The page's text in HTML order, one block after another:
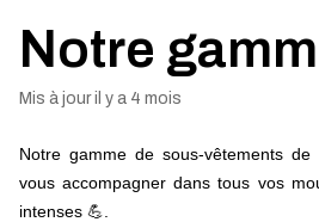
Notre
Mis à jour il y a 4 mois
Notre gamme de sous-vêtements
vous accompagner dans tous vos
intenses 💪.